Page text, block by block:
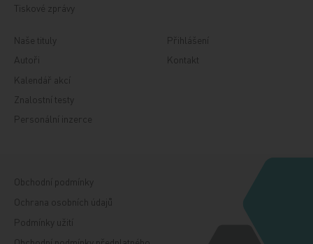
Tiskové zprávy
Naše tituly
Autoři
Kalendář akcí
Znalostní testy
Personální inzerce
Přihlášení
Kontakt
Obchodní podmínky
Ochrana osobních údajů
Podmínky užití